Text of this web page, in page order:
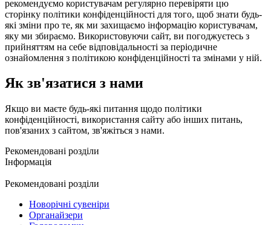
рекомендуємо користувачам регулярно перевіряти цю
сторінку політики конфіденційності для того, щоб знати будь-
які зміни про те, як ми захищаємо інформацію користувачам,
яку ми збираємо. Використовуючи сайт, ви погоджуєтесь з
прийняттям на себе відповідальності за періодичне
ознайомлення з політикою конфіденційності та змінами у ній.
Як зв'язатися з нами
Якщо ви маєте будь-які питання щодо політики
конфіденційності, використання сайту або інших питань,
пов'язаних з сайтом, зв'яжіться з нами.
Рекомендовані розділи
Інформація
Рекомендовані розділи
Новорічні сувеніри
Органайзери